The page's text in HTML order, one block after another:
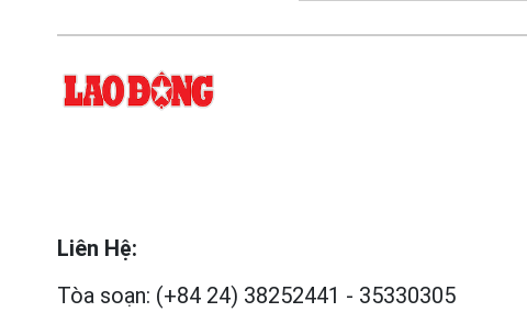
Liên Hệ:
Tòa soạn: (+84 24) 38252441 - 35330305